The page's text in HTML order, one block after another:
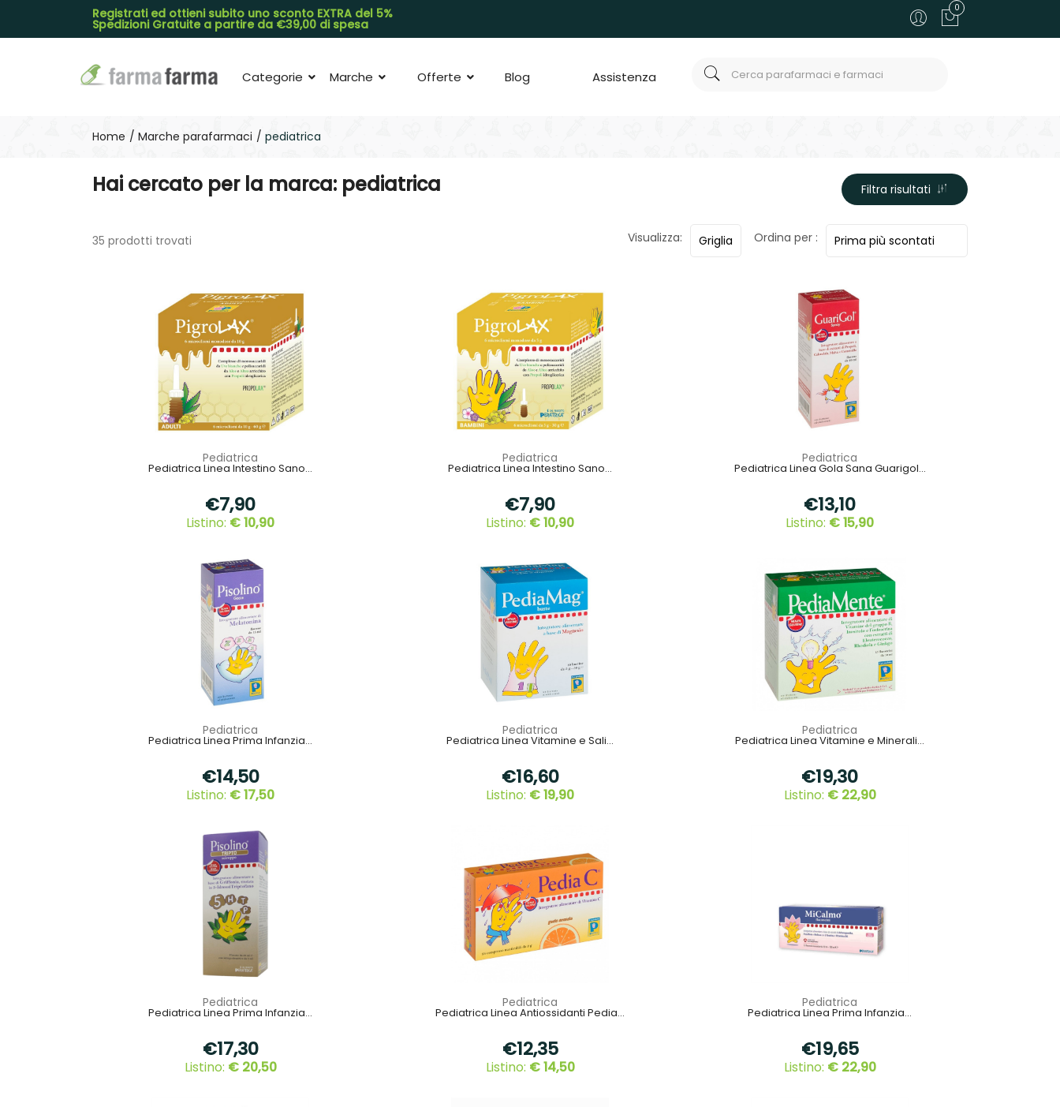
Registrati ed ottieni subito uno sconto EXTRA del 5%
Spedizioni Gratuite a partire da €39,00 di spesa
0
Categorie Marche Offerte Blog Assistenza
Home Marche parafarmaci pediatrica
Hai cercato per la marca: pediatrica Filtra risultati
35 prodotti trovati Visualizza: Ordina per :
Pediatrica
Pediatrica Linea Intestino Sano...
€7,90
Listino: € 10,90
Pediatrica
Pediatrica Linea Intestino Sano...
€7,90
Listino: € 10,90
Pediatrica
Pediatrica Linea Gola Sana Guarigol...
€13,10
Listino: € 15,90
Pediatrica
Pediatrica Linea Prima Infanzia...
€14,50
Listino: € 17,50
Pediatrica
Pediatrica Linea Vitamine e Sali...
€16,60
Listino: € 19,90
Pediatrica
Pediatrica Linea Vitamine e Minerali...
€19,30
Listino: € 22,90
Pediatrica
Pediatrica Linea Prima Infanzia...
€17,30
Listino: € 20,50
Pediatrica
Pediatrica Linea Antiossidanti Pedia...
€12,35
Listino: € 14,50
Pediatrica
Pediatrica Linea Prima Infanzia...
€19,65
Listino: € 22,90